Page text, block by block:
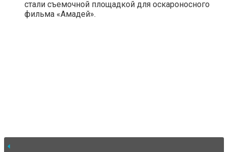
стали съемочной площадкой для оскароносного
фильма «Амадей».